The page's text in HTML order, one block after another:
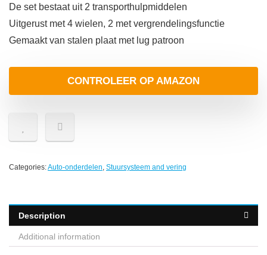
De set bestaat uit 2 transporthulpmiddelen
Uitgerust met 4 wielen, 2 met vergrendelingsfunctie
Gemaakt van stalen plaat met lug patroon
CONTROLEER OP AMAZON
Categories:Auto-onderdelen, Stuursysteem and vering
Description
Additional information